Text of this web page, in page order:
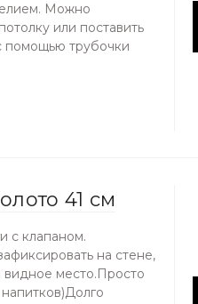
Можно
или поставить
помощью трубочки
41 см
с клапаном.
на стене,
видное место.Просто